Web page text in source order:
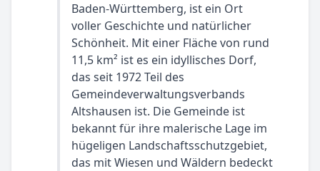
Baden-Württemberg, ist ein Ort
voller Geschichte und natürlicher
Schönheit. Mit einer Fläche von rund
11,5 km² ist es ein idyllisches Dorf,
das seit 1972 Teil des
Gemeindeverwaltungsverbands
Altshausen ist. Die Gemeinde ist
bekannt für ihre malerische Lage im
hügeligen Landschaftsschutzgebiet,
das mit Wiesen und Wäldern bedeckt